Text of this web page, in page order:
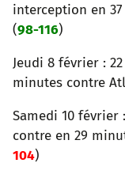
interception en
(98-116)
Jeudi 8 février :
minutes contre
Samedi 10 février
contre en 29
104)